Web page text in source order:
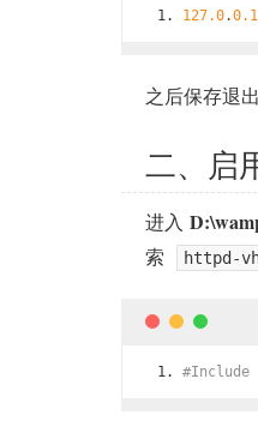
127.0.0.1
之后保存退
二、启
进入
索
httpd-